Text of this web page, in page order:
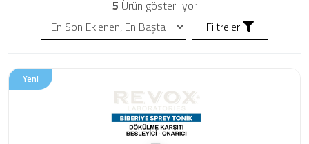
5 Ürün gösteriliyor
Filtreler
Yeni